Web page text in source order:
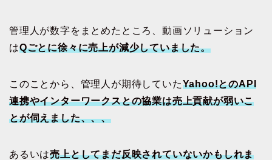
管理人が数字をまとめたところ、動画ソリューション
はQごとに徐々に売上が減少していました。
このことから、管理人が期待していたYahoo!とのAPI
連携やインターワークスとの協業は売上貢献が弱いこ
とが伺えました、、、
あるいは売上としてまだ反映されていないかもしれま